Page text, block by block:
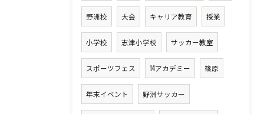
野洲校 大会 キャリア教育 授業
小学校 志津小学校 サッカー教室
スポーツフェス 14アカデミー 篠原
年末イベント 野洲サッカー